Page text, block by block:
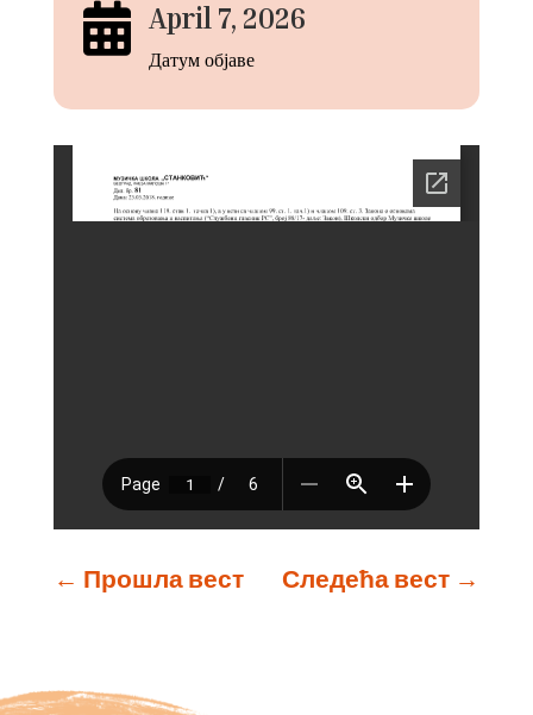
 April 7, 2026
Датум објаве
← Прошла вест Следећа вест →